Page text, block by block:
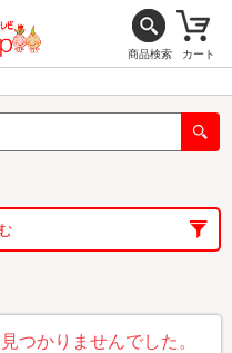
商品検索 カート
つかりませんでした。